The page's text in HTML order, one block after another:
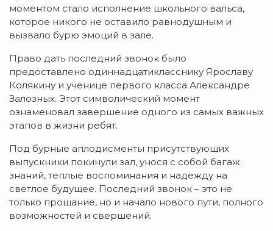
моментом стало исполнение школьного вальса,
которое никого не оставило равнодушным и
вызвало бурю эмоций в зале.
Право дать последний звонок было
предоставлено одиннадцатикласснику Ярославу
Колякину и ученице первого класса Александре
Залозных. Этот символический момент
ознаменовал завершение одного из самых важных
этапов в жизни ребят.
Под бурные аплодисменты присутствующих
выпускники покинули зал, унося с собой багаж
знаний, теплые воспоминания и надежду на
светлое будущее. Последний звонок – это не
только прощание, но и начало нового пути, полного
возможностей и свершений.